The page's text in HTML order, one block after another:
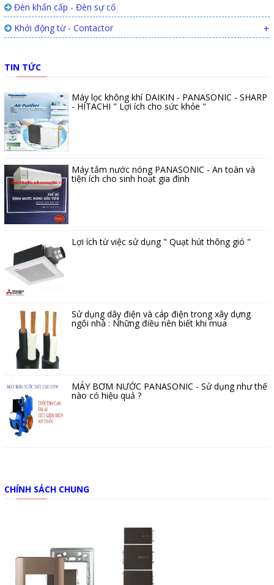
Đèn khẩn cấp - Đèn sự cố
Khởi động từ - Contactor
+
TIN TỨC
Máy lọc không khí DAIKIN - PANASONIC - SHARP
- HITACHI " Lợi ích cho sức khỏe "
Máy tắm nước nóng PANASONIC - An toàn và
tiện ích cho sinh hoạt gia đình
Lợi ích từ việc sử dụng " Quạt hút thông gió "
Sử dụng dây điện và cáp điện trong xây dựng
ngôi nhà : Những điều nên biết khi mua
MÁY BƠM NƯỚC PANASONIC - Sử dụng như thế
nào có hiệu quả ?
CHÍNH SÁCH CHUNG